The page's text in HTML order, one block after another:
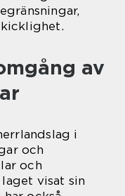
av
i
och
och
visat sin